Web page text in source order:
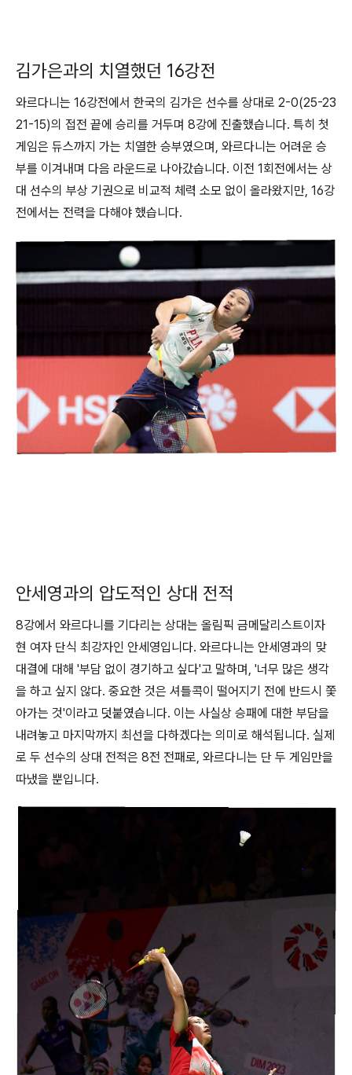
김가은과의 치열했던 16강전
와르다니는 16강전에서 한국의 김가은 선수를 상대로 2-0(25-23
21-15)의 접전 끝에 승리를 거두며 8강에 진출했습니다. 특히 첫
게임은 듀스까지 가는 치열한 승부였으며, 와르다니는 어려운 승
부를 이겨내며 다음 라운드로 나아갔습니다. 이전 1회전에서는 상
대 선수의 부상 기권으로 비교적 체력 소모 없이 올라왔지만, 16강
전에서는 전력을 다해야 했습니다.
안세영과의 압도적인 상대 전적
8강에서 와르다니를 기다리는 상대는 올림픽 금메달리스트이자
현 여자 단식 최강자인 안세영입니다. 와르다니는 안세영과의 맞
대결에 대해 '부담 없이 경기하고 싶다'고 말하며, '너무 많은 생각
을 하고 싶지 않다. 중요한 것은 셔틀콕이 떨어지기 전에 반드시 쫓
아가는 것'이라고 덧붙였습니다. 이는 사실상 승패에 대한 부담을
내려놓고 마지막까지 최선을 다하겠다는 의미로 해석됩니다. 실제
로 두 선수의 상대 전적은 8전 전패로, 와르다니는 단 두 게임만을
따냈을 뿐입니다.